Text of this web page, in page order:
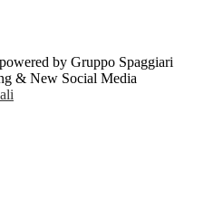
by Gruppo Spaggiari
& New Social Media